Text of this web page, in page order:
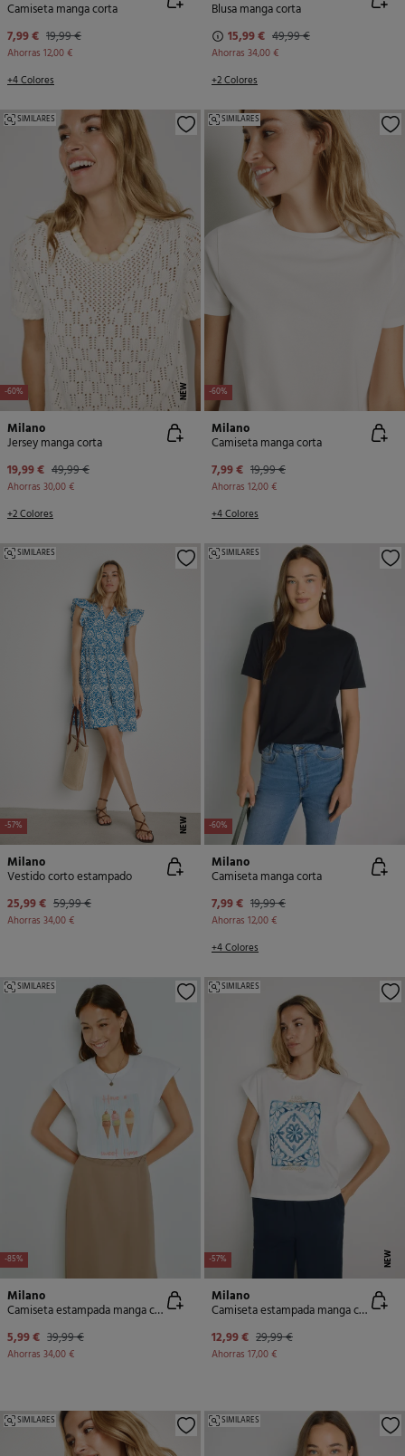
Camiseta manga corta
7,99 € 19,99 €
Ahorras 12,00 €
+4 Colores
Blusa manga corta
15,99 € 49,99 €
Ahorras 34,00 €
+2 Colores
-60% NEW
SIMILARES
Milano
Jersey manga corta
19,99 € 49,99 €
Ahorras 30,00 €
+2 Colores
-60%
SIMILARES
Milano
Camiseta manga corta
7,99 € 19,99 €
Ahorras 12,00 €
+4 Colores
-57% NEW
SIMILARES
Milano
Vestido corto estampado
25,99 € 59,99 €
Ahorras 34,00 €
-60%
SIMILARES
Milano
Camiseta manga corta
7,99 € 19,99 €
Ahorras 12,00 €
+4 Colores
-85%
SIMILARES
Milano
Camiseta estampada manga corta
5,99 € 39,99 €
Ahorras 34,00 €
-57% NEW
SIMILARES
Milano
Camiseta estampada manga corta
12,99 € 29,99 €
Ahorras 17,00 €
SIMILARES SIMILARES